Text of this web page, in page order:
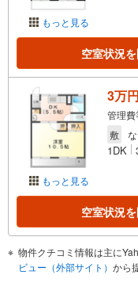
もっと見る
空室状況
もっと見る
3万円
管理
敷
1DK
空室状況
物件クチコミ情報は主に
ビュー（外部サイト） から